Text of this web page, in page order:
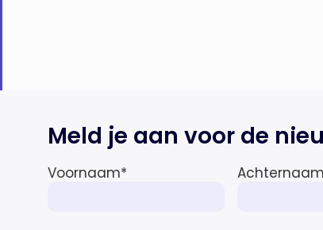
Meld je aan voor de
Voornaam* Achternaam